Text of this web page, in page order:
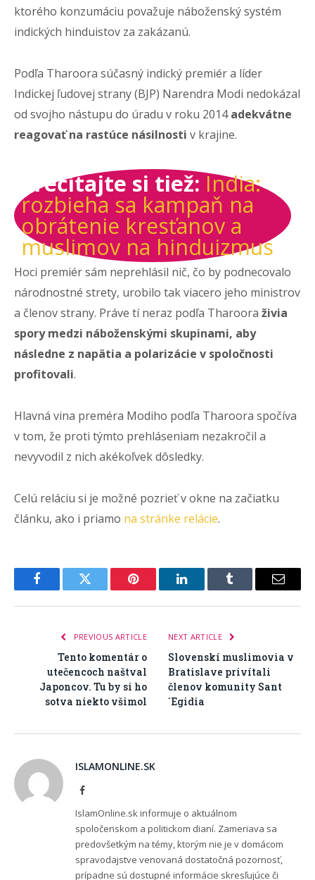
ktorého konzumáciu považuje náboženský systém
indických hinduistov za zakázanú.
Podľa Tharoora súčasný indický premiér a líder
Indickej ľudovej strany (BJP) Narendra Modi nedokázal
od svojho nástupu do úradu v roku 2014adekvátne
reagovať na rastúce násilnosti v krajine.
Prečítajte si tiež: India:
rozbieha sa kampaň na
obrátenie kresťanov a
muslimov na hinduizmus
Hoci premiér sám neprehlásil nič, čo by podnecovalo
národnostné strety, urobilo tak viacero jeho ministrov
a členov strany. Práve tí neraz podľa Tharoora živia
spory medzi náboženskými skupinami, aby
následne z napätia a polarizácie v spoločnosti
profitovali.
Hlavná vina preméra Modiho podľa Tharoora spočíva
v tom, že proti týmto prehláseniam nezakročil a
nevyvodil z nich akékoľvek dôsledky.
Celú reláciu si je možné pozrieť v okne na začiatku
článku, ako i priamo na stránke relácie.
FacebookTwitter Pinterest LinkedInTumblr Email
PREVIOUS ARTICLE
Tento komentár o
utečencoch naštval
Japoncov. Tu by si ho
sotva niekto všimol
NEXT ARTICLE
Slovenskí muslimovia v
Bratislave privítali
členov komunity Sant
´Egidia
ISLAMONLINE.SK
Facebook
IslamOnline.sk informuje o aktuálnom
spoločenskom a politickom dianí. Zameriava sa
predovšetkým na témy, ktorým nie je v domácom
spravodajstve venovaná dostatočná pozornosť,
prípadne sú dostupné informácie skresľujúce či